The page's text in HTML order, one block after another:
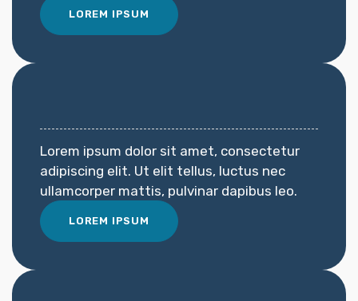
LOREM IPSUM
Lorem ipsum dolor sit amet, consectetur
adipiscing elit. Ut elit tellus, luctus nec
ullamcorper mattis, pulvinar dapibus leo.
LOREM IPSUM